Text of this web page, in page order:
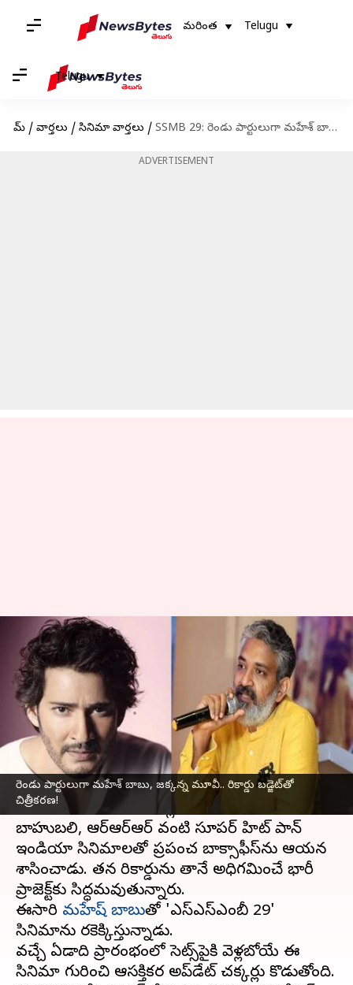
మరింత Telugu
Telugu
హోమ్ / వార్తలు / సినిమా వార్తలు / SSMB 29: రెండు పార్టులుగా మహేశ్‌ బాబు, జక్కన్న మూవీ.. రికార్డు బడ్జెట్‌తో చిత్రీకరణ!
ADVERTISEMENT
రెండు పార్టులుగా మహేశ్‌ బాబు, జక్కన్న మూవీ.. రికార్డు బడ్జెట్‌తో
చిత్రీకరణ!
SSMB 29: రెండు పార్టులుగా మహేశ్‌
బాబు, జక్కన్న మూవీ.. రికార్డు
బడ్జెట్‌తో చిత్రీకరణ!
వ్రాసిన వారు Jayachandra Akuri Oct 28, 2024 03:56 pm
ఈ వార్తాకథనం ఏంటి
తెలుగు సినిమా స్థాయిని ప్రపంచం దృష్టికి స్టార్ డైరెక్టర్
ఎస్‌ఎస్‌రాజమౌళితీసుకెళ్లారు.
బాహుబలి, ఆర్‌ఆర్‌ఆర్‌ వంటి సూపర్‌ హిట్ పాన్
ఇండియా సినిమాలతో ప్రపంచ బాక్సాఫీస్‌ను ఆయన
శాసించాడు. తన రికార్డును తానే అధిగమించే భారీ
ప్రాజెక్ట్‌కు సిద్ధమవుతున్నారు.
ఈసారి మహేష్ బాబుతో 'ఎస్‌ఎస్‌ఎంబీ 29'
సినిమాను తెరకెక్కిస్తున్నాడు.
వచ్చే ఏడాది ప్రారంభంలో సెట్స్‌పైకి వెళ్లబోయే ఈ
సినిమా గురించి ఆసక్తికర అప్‌డేట్ చక్కర్లు కొడుతోంది.